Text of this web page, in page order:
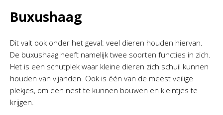
Buxushaag
Dit valt ook onder het geval: veel dieren houden hiervan.
De buxushaag heeft namelijk twee soorten functies in zich.
Het is een schutplek waar kleine dieren zich schuil kunnen
houden van vijanden. Ook is één van de meest veilige
plekjes, om een nest te kunnen bouwen en kleintjes te
krijgen.